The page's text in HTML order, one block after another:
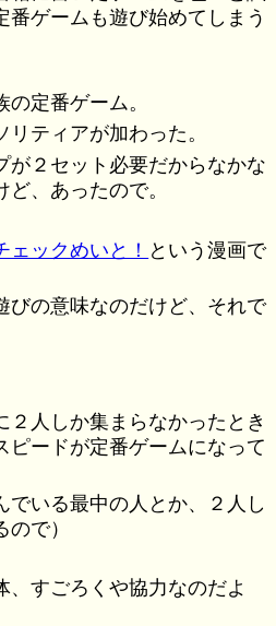
番ゲームも遊び始めてしまう
定番ゲーム。
ティアが加わった。
が２セット必要だからなかな
、あったので。
ェックめいと！ という漫画で
びの意味なのだけど、それで
２人しか集まらなかったとき
ピードが定番ゲームになって
でいる最中の人とか、２人し
で）
、すごろくや協力なのだよ